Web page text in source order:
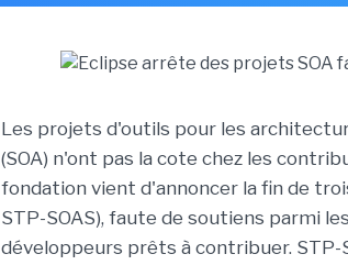
Les projets d'outils pour les
(SOA) n'ont pas la cote chez les
fondation vient d'annoncer la fin de
STP-SOAS), faute de soutiens parmi
développeurs prêts à contribuer. STP-